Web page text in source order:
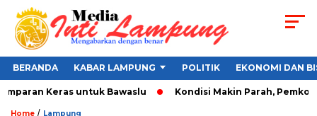
BERANDA KABAR LAMPUNG POLITIK EKONOMI DAN
Keras untuk Bawaslu Kondisi Makin Parah, Pemkot
Home / Lampung